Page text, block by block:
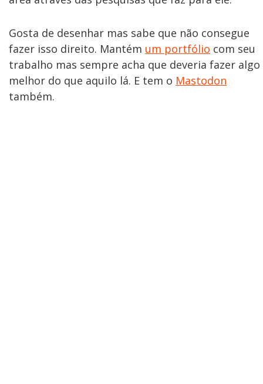
Gosta de desenhar mas sabe que não consegue
fazer isso direito. Mantém um portfólio com seu
trabalho mas sempre acha que deveria fazer algo
melhor do que aquilo lá. E tem o Mastodon
também.